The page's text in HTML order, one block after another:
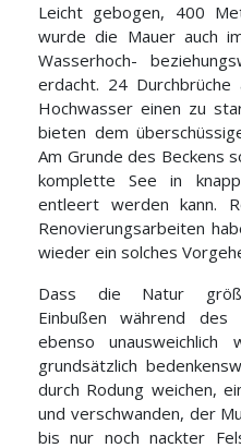
Leicht gebogen, 400
wurde die Mauer auch
Wasserhoch-
erdacht. 24
Hochwasser einen zu
bieten dem
Am Grunde des Beckens
komplette See in
entleert werden kann.
Renovierungsarbeiten
wieder ein solches
Dass die Natur
Einbußen während
ebenso
grundsätzlich
durch Rodung weichen,
und verschwanden, der
bis nur noch nackter